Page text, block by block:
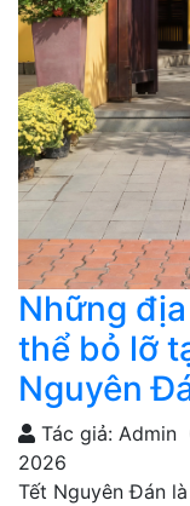
Những
thể bỏ lỡ
Nguyên
Tác giả: Admin
2026
Tết Nguyên Đán